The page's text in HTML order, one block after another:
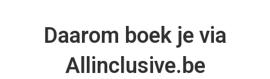
Daarom boek je via
Allinclusive.be